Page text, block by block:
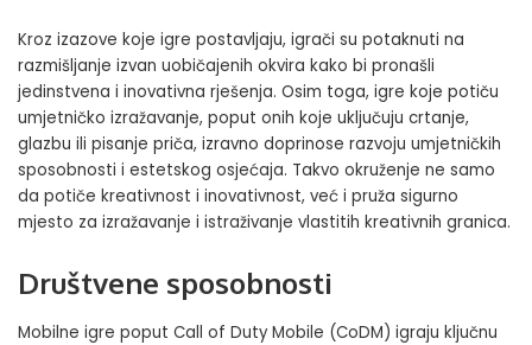
Kroz izazove koje igre postavljaju, igrači su potaknuti na
razmišljanje izvan uobičajenih okvira kako bi pronašli
jedinstvena i inovativna rješenja. Osim toga, igre koje potiču
umjetničko izražavanje, poput onih koje uključuju crtanje,
glazbu ili pisanje priča, izravno doprinose razvoju umjetničkih
sposobnosti i estetskog osjećaja. Takvo okruženje ne samo
da potiče kreativnost i inovativnost, već i pruža sigurno
mjesto za izražavanje i istraživanje vlastitih kreativnih granica.
Društvene sposobnosti
Mobilne igre poput Call of Duty Mobile (CoDM) igraju ključnu